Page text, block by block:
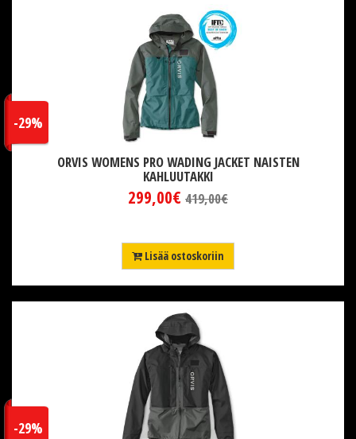
ORVIS WOMENS PRO WADING JACKET NAISTEN
KAHLUUTAKKI
299,00€
-29%
419,00€
Lisää ostoskoriin
-29%